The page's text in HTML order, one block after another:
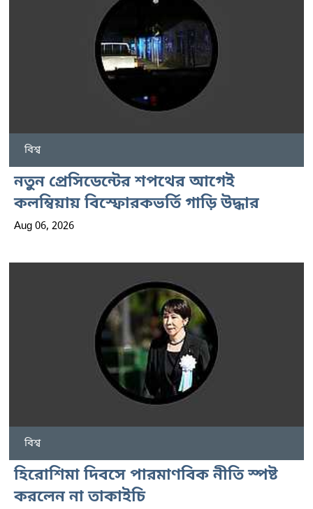
বিশ্ব
নতুন প্রেসিডেন্টের শপথের আগেই
কলম্বিয়ায় বিস্ফোরকভর্তি গাড়ি উদ্ধার
Aug 06, 2026
বিশ্ব
হিরোশিমা দিবসে পারমাণবিক নীতি স্পষ্ট
করলেন না তাকাইচি